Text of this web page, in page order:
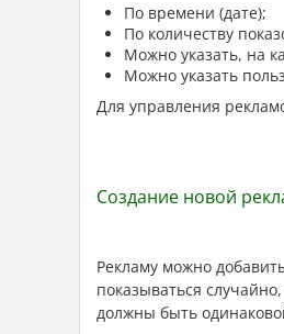
По времени (дате);
По количеству
Можно указать, на
Можно указать
Для управления
Создание новой
Рекламу можно
показываться
должны быть